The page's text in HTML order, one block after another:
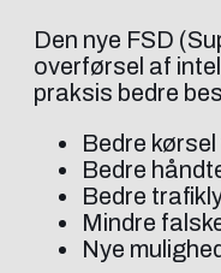
Den nye FSD
overførsel af
praksis bedre
Bedre
Bedre
Bedre
Mindre
Nye